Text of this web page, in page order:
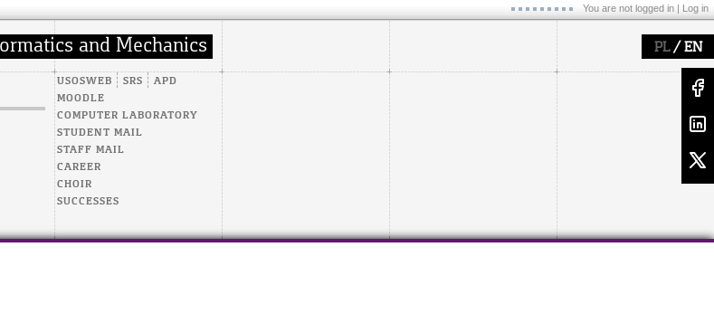
You are not logged in | Log in
PL/ EN
USOSWEB SRS
APD
MOODLE
COMPUTER LABORATORY
STUDENT MAIL
STAFF MAIL
CAREER
CHOIR
SUCCESSES